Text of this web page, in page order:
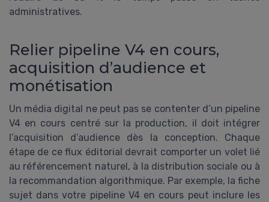
administratives.
Relier pipeline V4 en cours,
acquisition d’audience et
monétisation
Un média digital ne peut pas se contenter d’un pipeline
V4 en cours centré sur la production, il doit intégrer
l’acquisition d’audience dès la conception. Chaque
étape de ce flux éditorial devrait comporter un volet lié
au référencement naturel, à la distribution sociale ou à
la recommandation algorithmique. Par exemple, la fiche
sujet dans votre pipeline V4 en cours peut inclure les